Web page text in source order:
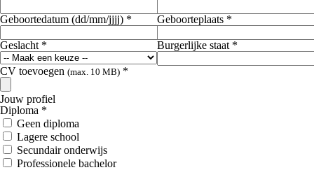
Geboortedatum (dd/mm/jjjj) * Geboorteplaats *
Geslacht * Burgerlijke staat *
CV toevoegen (max. 10 MB) *
Jouw profiel
Diploma *
Geen diploma
Lagere school
Secundair onderwijs
Professionele bachelor